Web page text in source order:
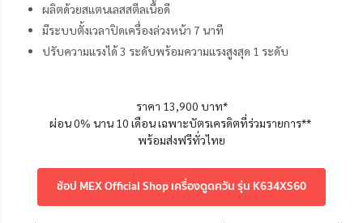
ผลิตด้วยสแตนเลสสตีลเนื้อดี
มีระบบตั้งเวลาปิดเครื่องล่วงหน้า 7 นาที
ปรับความแรงได้ 3 ระดับพร้อมความแรงสูงสุด 1 ระดับ
ราคา 13,900 บาท*
ผ่อน 0% นาน 10 เดือน เฉพาะบัตรเครดิตที่ร่วมรายการ**
พร้อมส่งฟรีทั่วไทย
ช้อป MEX Official Shop เครื่องดูดควัน รุ่น K634XS60